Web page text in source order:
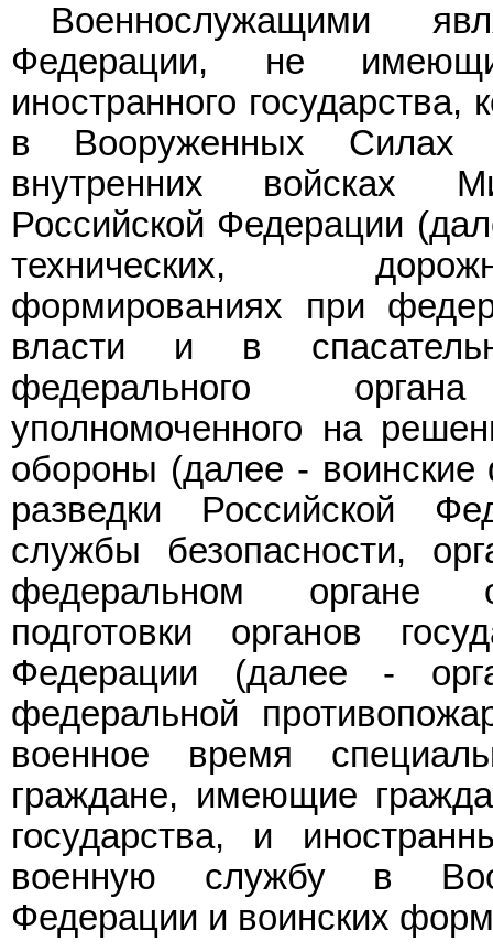
Военнослужащими
Федерации, не
иностранного
в Вооруженных Силах
внутренних войсках
Российской Федерации
технических,
формированиях при
власти и в
федерального
уполномоченного на
обороны (далее -
разведки Российской
службы безопасности,
федеральном органе
подготовки органов
Федерации (далее -
федеральной
военное время
граждане, имеющие
государства, и
военную службу в
Федерации и воинских